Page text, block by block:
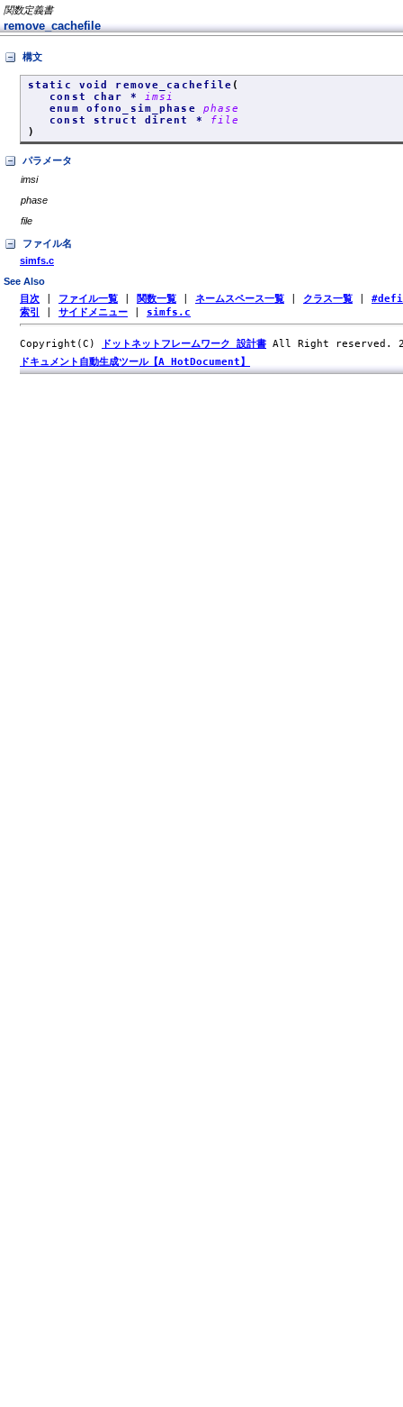
関数定義書
remove_cachefile
構文
static void remove_cachefile (
const char * imsi
enum ofono_sim_phase phase
const struct dirent * file
)
パラメータ
imsi
phase
file
ファイル名
simfs.c
See Also
目次 ファイル一覧 関数一覧 ネームスペース一覧 クラス一覧
索引
サイドメニュー simfs.c
Copyright(C) ドットネットフレームワーク 設計書 All Right reserved.
ドキュメント自動生成ツール【A HotDocument】